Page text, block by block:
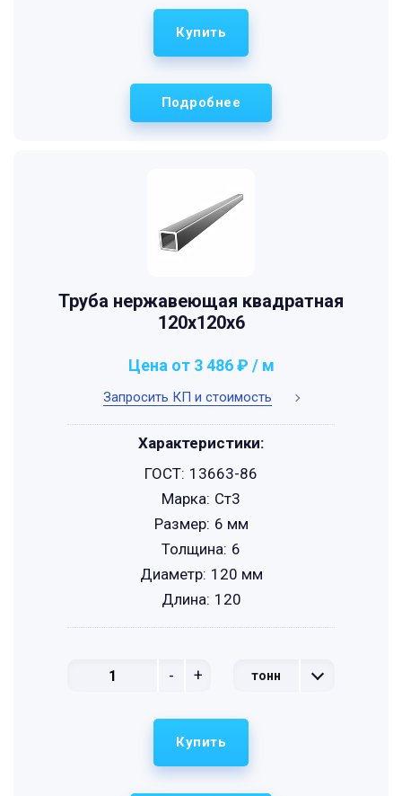
Подробнее
Купить
Труба нержавеющая квадратная
120х120х6
Запросить КП и стоимость
Цена от 3 486 ₽ / м
- + тонн
Характеристики:
ГОСТ: 13663-86
Марка: Ст3
Размер: 6 мм
Толщина: 6
Диаметр: 120 мм
Длина: 120
Купить